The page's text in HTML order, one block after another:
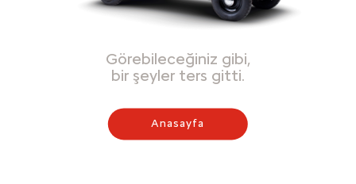
Görebileceğiniz gibi,
bir şeyler ters gitti.
Anasayfa